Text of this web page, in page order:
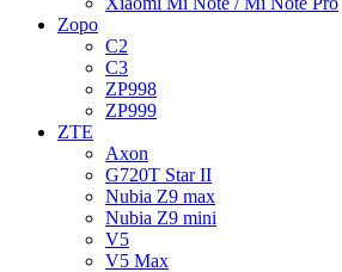
Zopo
C2
C3
ZP998
ZP999
ZTE
Axon
G720T Star II
Nubia Z9 max
Nubia Z9 mini
V5
V5 Max